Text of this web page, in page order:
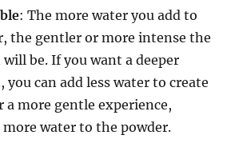
: The more water you add to
the gentler or more intense the
be. If you want a deeper
can add less water to create
a more gentle experience,
more water to the powder.